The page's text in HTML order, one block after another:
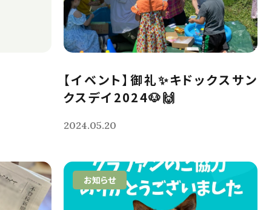
【イベント】御礼✨キドックスサン
クスデイ2024🐶🙌
2024.05.20
お知らせ